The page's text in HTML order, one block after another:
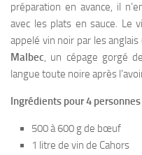
préparation en avance, il
avec les plats en sauce. Le
appelé vin noir par les anglais
Malbec, un cépage gorgé
langue toute noire après
Ingrédients pour 4 personnes
500 à 600 g de bœuf
1 litre de vin de Cahors